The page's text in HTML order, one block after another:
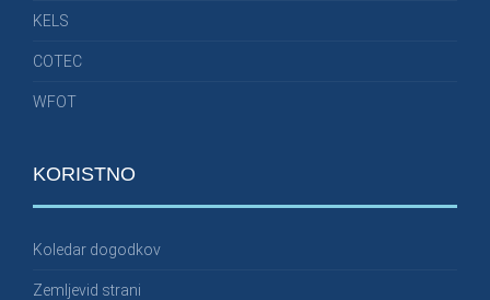
KELS
COTEC
WFOT
KORISTNO
Koledar dogodkov
Zemljevid strani